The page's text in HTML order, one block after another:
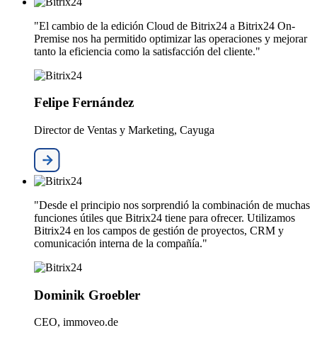
"El cambio de la edición Cloud de Bitrix24 a Bitrix24 On-
Premise nos ha permitido optimizar las operaciones y mejorar
tanto la eficiencia como la satisfacción del cliente."
Felipe Fernández
Director de Ventas y Marketing, Cayuga
"Desde el principio nos sorprendió la combinación de muchas
funciones útiles que Bitrix24 tiene para ofrecer. Utilizamos
Bitrix24 en los campos de gestión de proyectos, CRM y
comunicación interna de la compañía."
Dominik Groebler
CEO, immoveo.de